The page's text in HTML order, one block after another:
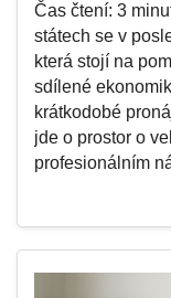
Čas čtení: 3
státech se v
která stojí na
sdílené
krátkodobé
jde o prostor o
profesionálním